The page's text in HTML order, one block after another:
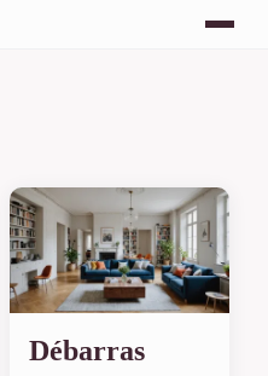
Débarras